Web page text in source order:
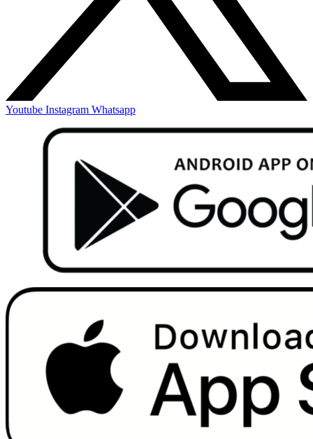
Youtube Instagram Whatsapp